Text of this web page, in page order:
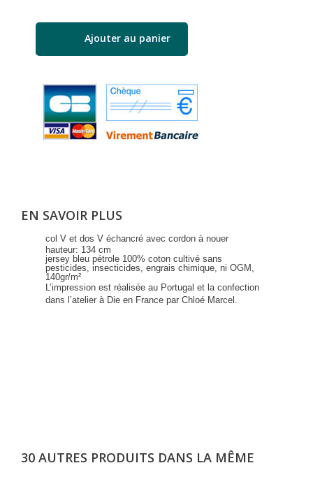
Ajouter au panier
EN SAVOIR PLUS
col V et dos V échancré avec cordon à nouer
hauteur: 134 cm
jersey bleu pétrole 100% coton cultivé sans
pesticides, insecticides, engrais chimique, ni OGM,
140gr/m²
L’impression est réalisée au Portugal et la confection
dans l’atelier à Die en France par Chloé Marcel.
30 AUTRES PRODUITS DANS LA MÊME